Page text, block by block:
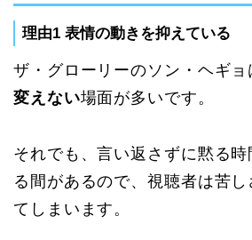
理由1 表情の動きを抑えている
ザ・グローリーのソン・ヘギョ
変えない場面が多いです。
それでも、言い返さずに黙る
る間があるので、視聴者は苦し
てしまいます。